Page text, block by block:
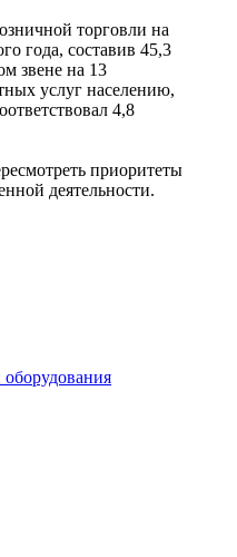
торговли на
года, составив 45,3
звене на 13
услуг населению,
4,8
приоритеты
деятельности.